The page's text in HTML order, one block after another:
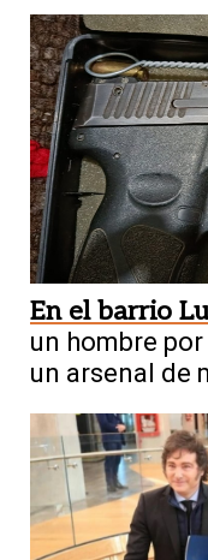
En el barrio
un hombre
un arsenal de